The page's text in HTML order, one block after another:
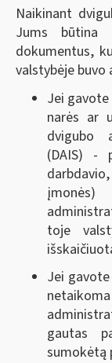
Naikinant
Jums būtina
dokumentus,
valstybėje
Jei gavote
narės ar
dvigubo
(DAIS) -
toje
Jei
gautas
sumokėtą